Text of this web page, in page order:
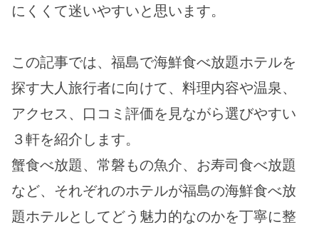
にくくて迷いやすいと思います。
この記事では、福島で海鮮食べ放題ホテルを
探す大人旅行者に向けて、料理内容や温泉、
アクセス、口コミ評価を見ながら選びやすい
３軒を紹介します。
蟹食べ放題、常磐もの魚介、お寿司食べ放題
など、それぞれのホテルが福島の海鮮食べ放
題ホテルとしてどう魅力的なのかを丁寧に整